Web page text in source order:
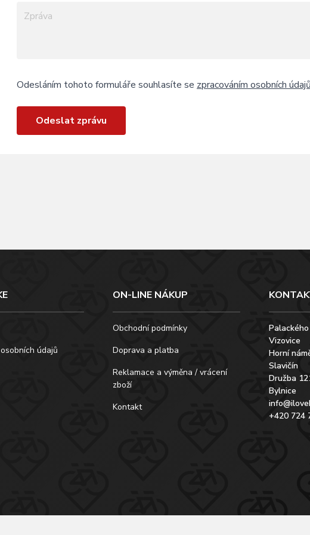
Odesláním tohoto formuláře souhlasíte se zpracováním osobních
Odeslat zprávu
údajů
ON-LINE NÁKUP
Obchodní podmínky
Doprava a platba
Reklamace a výměna / vrácení
zboží
Kontakt
Vizovice
Horní
Slavičín
Družba
Bylnice
+420 724